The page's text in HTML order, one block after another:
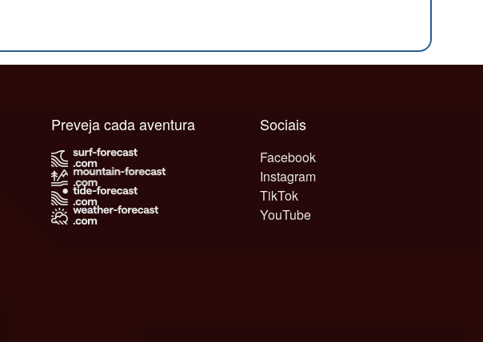
Sociais
Facebook
Instagram
TikTok
YouTube
Preveja cada aventura